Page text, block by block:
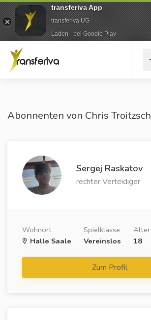
Abonnenten von Chris Troitzsch
Sergej Raskatov
rechter Verteidiger
Wohnort
Halle Saale
Spielklasse
Vereinslos
Alter
18
Zum Profil
transferiva App
transferiva UG
Laden - bei Google Play